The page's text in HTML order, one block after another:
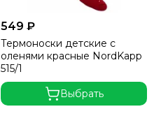
549 ₽
Термоноски детские с
оленями красные NordKapp
515/1
Выбрать